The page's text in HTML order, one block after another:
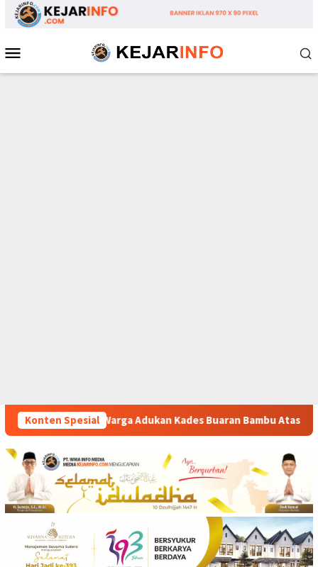
Loncat
Mobile
Konten Spesial
Kades Buaran Bambu Atas Dugaan Pungutan Liar